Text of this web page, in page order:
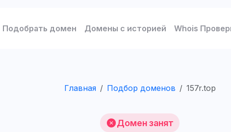
Подобрать домен Домены с историей Whois
Главная Подбор доменов 157r.top
Домен занят